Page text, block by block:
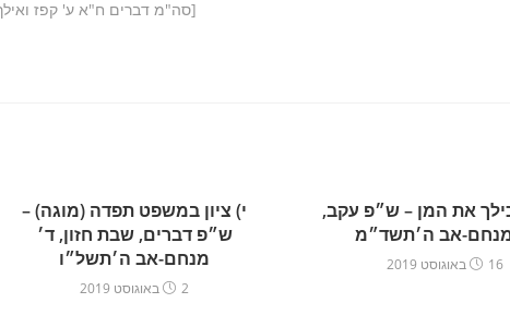
[סה"מ דברים ח"א ע' קפז
י) ציון במשפט תפדה (מוגה) –
ש״פ דברים, שבת חזון, ד׳
מנחם-אב ה׳תשל״ו
2 באוגוסט 2019
את המן – ש״פ עקב,
אב ה׳תשד״מ
16 באוגוסט 2019